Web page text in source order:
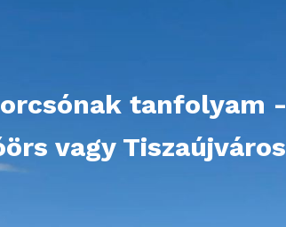
tanfolyam -
vagy Tiszaújváros